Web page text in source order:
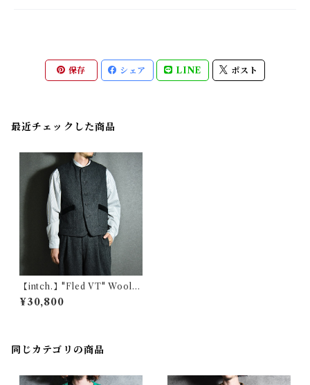
保存 シェア LINE ポスト
最近チェックした商品
【intch.】"Fled VT" Wool T
weed Vest Gray インチ フレ
ッドブイティー ウール ツィー
¥30,800
同じカテゴリの商品